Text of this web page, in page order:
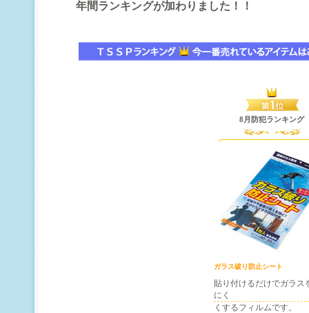
年間ランキングが加わりました！！
8月防犯ランキング
ガラス破り防止シート
貼り付けるだけでガラス
にく
くするフィルムです。